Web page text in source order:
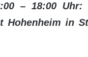
– 18:00
Hohenheim in